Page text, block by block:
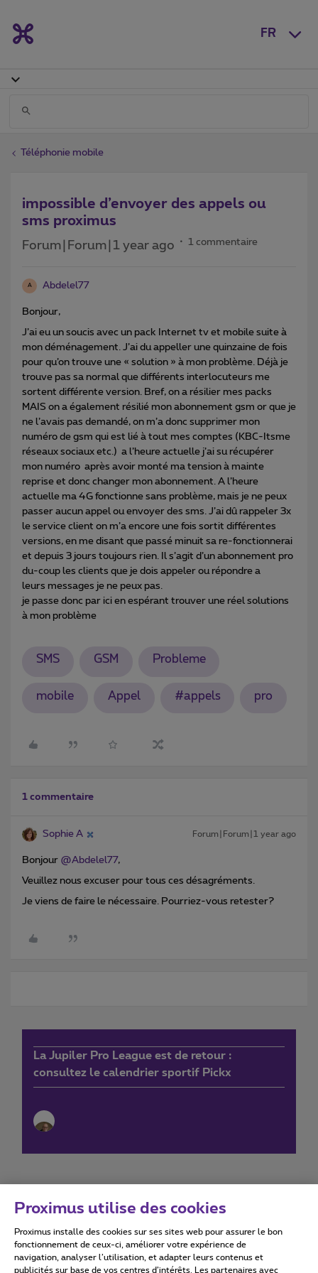
FR
Téléphonie mobile
impossible d’envoyer des appels ou
sms proximus
Forum|Forum|1 year ago 1 commentaire
A Abdelel77
Bonjour,
J’ai eu un soucis avec un pack Internet tv et mobile suite à
mon déménagement. J’ai du appeller une quinzaine de fois
pour qu’on trouve une « solution » à mon problème. Déjà je
trouve pas sa normal que différents interlocuteurs me
sortent différente version. Bref, on a résilier mes packs
MAIS on a également résilié mon abonnement gsm or que je
ne l’avais pas demandé, on m’a donc supprimer mon
numéro de gsm qui est lié à tout mes comptes (KBC-Itsme
réseaux sociaux etc.) a l’heure actuelle j’ai su récupérer
mon numéro après avoir monté ma tension à mainte
reprise et donc changer mon abonnement. A l’heure
actuelle ma 4G fonctionne sans problème, mais je ne peux
passer aucun appel ou envoyer des sms. J’ai dû rappeler 3x
le service client on m’a encore une fois sortit différentes
versions, en me disant que passé minuit sa re-fonctionnerai
et depuis 3 jours toujours rien. Il s’agit d’un abonnement pro
du-coup les clients que je dois appeler ou répondre a
leurs messages je ne peux pas.
je passe donc par ici en espérant trouver une réel solutions
à mon problème
SMS GSM Probleme
mobile Appel #appels pro
1 commentaire
Sophie A Forum|Forum|1 year ago
Bonjour ​ @Abdelel77,
Veuillez nous excuser pour tous ces désagréments.
Je viens de faire le nécessaire. Pourriez-vous retester?
La Jupiler Pro League est de retour :
consultez le calendrier sportif Pickx
Conditions d'utilisation Accessibility statement
Proximus utilise des cookies
Proximus installe des cookies sur ses sites web pour assurer le bon
fonctionnement de ceux-ci, améliorer votre expérience de
navigation, analyser l’utilisation, et adapter leurs contenus et
publicités sur base de vos centres d’intérêts. Les partenaires avec